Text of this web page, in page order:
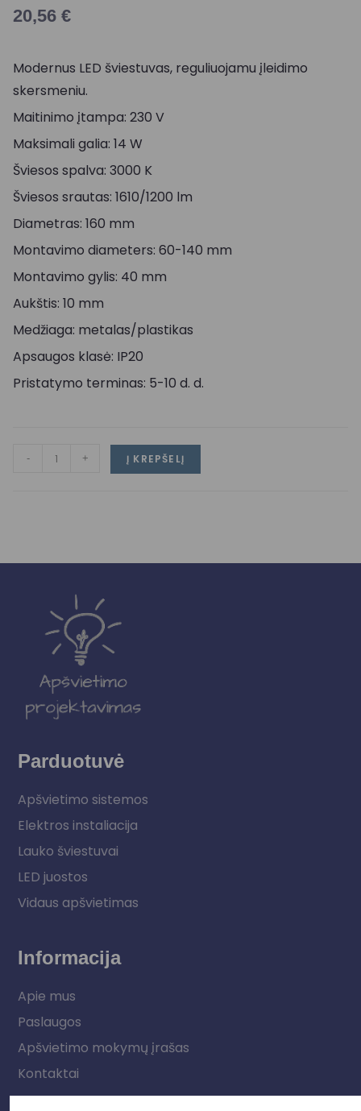
20,56 €
Modernus LED šviestuvas, reguliuojamu įleidimo
skersmeniu.
Maitinimo įtampa: 230 V
Maksimali galia: 14 W
Šviesos spalva: 3000 K
Šviesos srautas: 1610/1200 lm
Diametras: 160 mm
Montavimo diameters: 60-140 mm
Montavimo gylis: 40 mm
Aukštis: 10 mm
Medžiaga: metalas/plastikas
Apsaugos klasė: IP20
Pristatymo terminas: 5-10 d. d.
- + Į KREPŠELĮ
Parduotuvė
Apšvietimo sistemos
Elektros instaliacija
Lauko šviestuvai
LED juostos
Vidaus apšvietimas
Informacija
Apie mus
Paslaugos
Apšvietimo mokymų įrašas
Kontaktai